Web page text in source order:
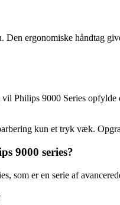
ergonomiske håndtag
Philips 9000 Series
kun et tryk væk.
9000 series?
som er en serie af